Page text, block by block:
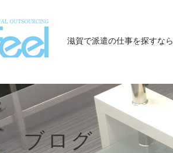
滋賀で派遣の仕事を探すなら
ブログ